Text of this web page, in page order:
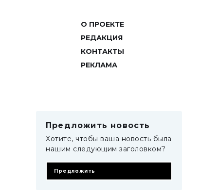
О ПРОЕКТЕ
РЕДАКЦИЯ
КОНТАКТЫ
РЕКЛАМА
Предложить новость
Хотите, чтобы ваша новость была
нашим следующим заголовком?
Предложить